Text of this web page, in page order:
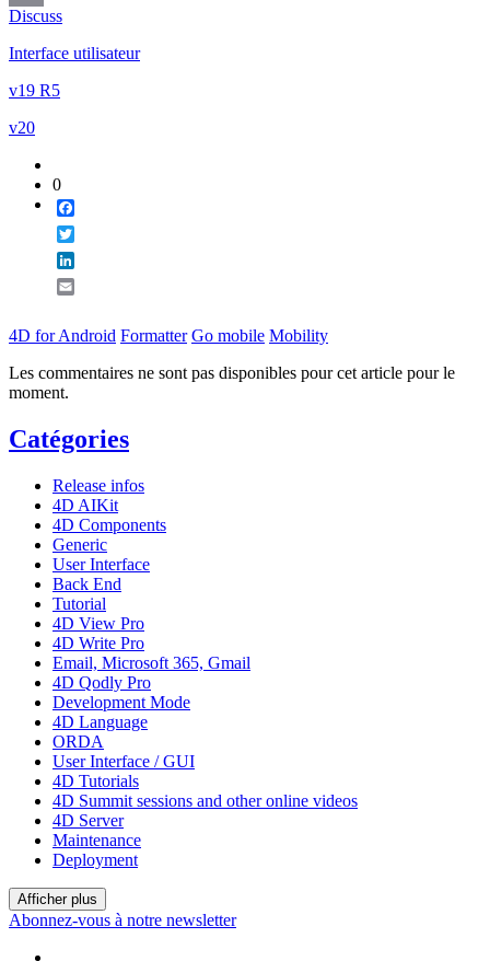
Email
Discuss
Interface utilisateur
v19 R5
v20
0
4D for Android Formatter Go mobile Mobility
Les commentaires ne sont pas disponibles pour cet article pour le
moment.
Catégories
Release infos
4D AIKit
4D Components
Generic
User Interface
Back End
Tutorial
4D View Pro
4D Write Pro
Email, Microsoft 365, Gmail
4D Qodly Pro
Development Mode
4D Language
ORDA
User Interface / GUI
4D Tutorials
4D Summit sessions and other online videos
4D Server
Maintenance
Deployment
Afficher plus
Abonnez-vous à notre newsletter